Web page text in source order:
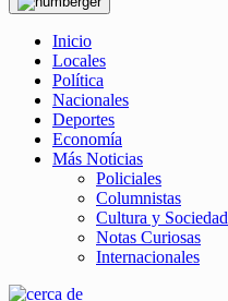
Inicio
Locales
Política
Nacionales
Deportes
Economía
Más Noticias
Policiales
Columnistas
Cultura y Sociedad
Notas Curiosas
Internacionales